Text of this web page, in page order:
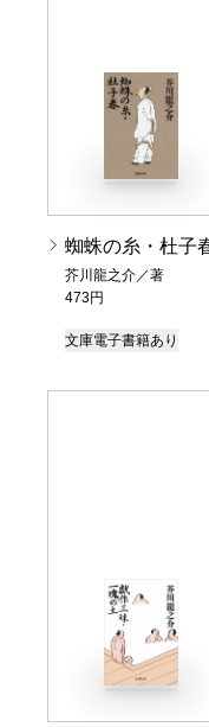
蜘蛛の糸・杜子
芥川龍之介／著
473円
文庫電子書籍あり